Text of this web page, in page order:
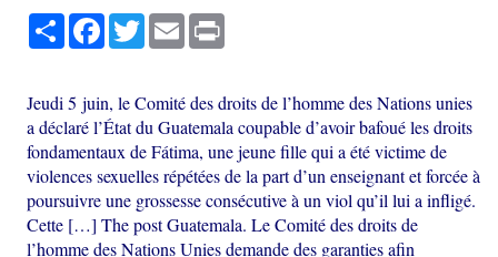
PartagerFacebook
TwitterEmail
Jeudi 5 juin, le Comité des droits de l’homme des Nations unies
a déclaré l’État du Guatemala coupable d’avoir bafoué les droits
fondamentaux de Fátima, une jeune fille qui a été victime de
violences sexuelles répétées de la part d’un enseignant et forcée à
poursuivre une grossesse consécutive à un viol qu’il lui a infligé.
Cette […] The post Guatemala. Le Comité des droits de
l’homme des Nations Unies demande des garanties afin